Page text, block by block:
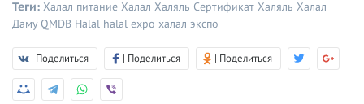
Теги: Халал питание Халал Халяль Сертификат Халяль Халал
Даму QMDB Halal halal expo халал экспо
| Поделиться | Поделиться | Поделиться